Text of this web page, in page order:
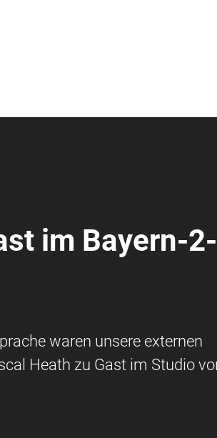
im Bayern-2-
waren unsere externen
Heath zu Gast im Studio